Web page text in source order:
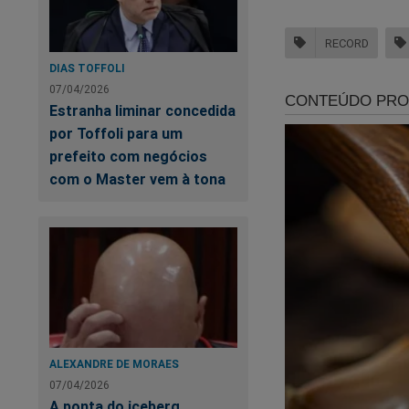
DIAS TOFFOLI
07/04/2026
Estranha liminar concedida
por Toffoli para um
prefeito com negócios
com o Master vem à tona
ALEXANDRE DE MORAES
07/04/2026
Você quer ajudar o
nova conta no Tik
https://
Quer ganhar um
conteúdo
É muito simples!
Clique no link abaixo:
RECORD